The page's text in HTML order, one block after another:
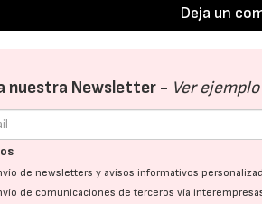
Deja un
nuestra Newsletter - Ver ejemplo
de newsletters y avisos informativos
de comunicaciones de terceros vía